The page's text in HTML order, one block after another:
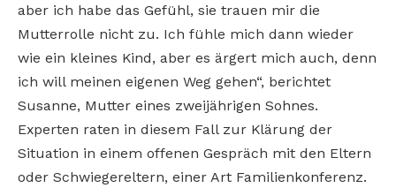
aber ich habe das Gefühl, sie trauen mir die
Mutterrolle nicht zu. Ich fühle mich dann wieder
wie ein kleines Kind, aber es ärgert mich auch, denn
ich will meinen eigenen Weg gehen“, berichtet
Susanne, Mutter eines zweijährigen Sohnes.
Experten raten in diesem Fall zur Klärung der
Situation in einem offenen Gespräch mit den Eltern
oder Schwiegereltern, einer Art Familienkonferenz.